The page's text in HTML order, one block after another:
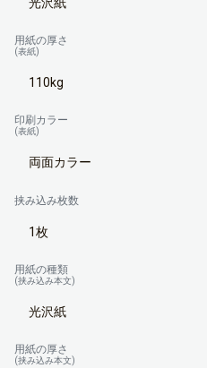
用紙の厚さ
(表紙)
110kg
印刷カラー
(表紙)
両面カラー
挟み込み枚数
1枚
用紙の種類
(挟み込み本文)
光沢紙
用紙の厚さ
(挟み込み本文)